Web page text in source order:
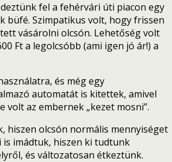
fel a fehérvári úti piacon egy
büfé. Szimpatikus volt, hogy frissen
vásárolni olcsón. Lehetőség volt
Ft a legolcsóbb (ami igen jó ár!) a
és még egy
automatát is kitettek, amivel
volt az embernek „kezet mosni”.
hiszen olcsón normális mennyiséget
imádtuk, hiszen ki tudtunk
és változatosan étkeztünk.